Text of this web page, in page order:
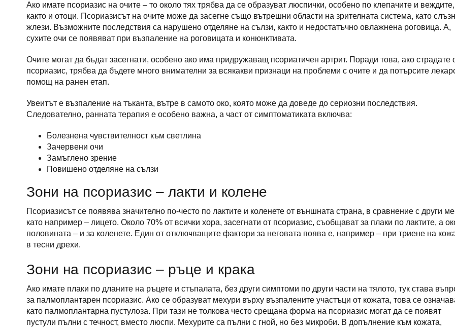
Ако имате псориазис на очите – то около тях трябва да се образуват люспички, особено по клепачите и веждите,
както и отоци. Псориазисът на очите може да засегне също вътрешни области на зрителната система, като
жлези. Възможните последствия са нарушено отделяне на сълзи, както и недостатъчно овлажнена роговица. А,
сухите очи се появяват при възпаление на роговицата и конюнктивата.
Очите могат да бъдат засегнати, особено ако има придружаващ псориатичен артрит. Поради това, ако страдате
псориазис, трябва да бъдете много внимателни за всякакви признаци на проблеми с очите и да потърсите
помощ на ранен етап.
Увеитът е възпаление на тъканта, вътре в самото око, която може да доведе до сериозни последствия.
Следователно, ранната терапия е особено важна, а част от симптоматиката включва:
Болезнена чувствителност към светлина
Зачервени очи
Замъглено зрение
Повишено отделяне на сълзи
Зони на псориазис – лакти и колене
Псориазисът се появява значително по-често по лактите и коленете от външната страна, в сравнение с други
като например – лицето. Около 70% от всички хора, засегнати от псориазис, съобщават за плаки по лактите, а
половината – и за коленете. Един от отключващите фактори за неговата поява е, например – при триене на
в тесни дрехи.
Зони на псориазис – ръце и крака
Ако имате плаки по дланите на ръцете и стъпалата, без други симптоми по други части на тялото, тук става
за палмоплантарен псориазис. Ако се образуват мехури върху възпалените участъци от кожата, това се
като палмоплантарна пустулоза. При тази не толкова често срещана форма на псориазис могат да се появят
пустули пълни с течност, вместо люспи. Мехурите са пълни с гной, но без микроби. В допълнение към кожата,